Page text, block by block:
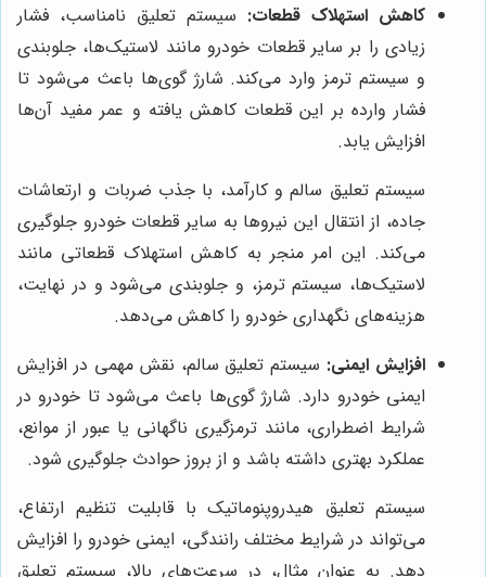
کاهش استهلاک قطعات: سیستم تعلیق نامناسب، فشار
زیادی را بر سایر قطعات خودرو مانند لاستیک‌ها، جلوبندی
و سیستم ترمز وارد می‌کند. شارژ گوی‌ها باعث می‌شود تا
فشار وارده بر این قطعات کاهش یافته و عمر مفید آن‌ها
افزایش یابد.
سیستم تعلیق سالم و کارآمد، با جذب ضربات و ارتعاشات
جاده، از انتقال این نیروها به سایر قطعات خودرو جلوگیری
می‌کند. این امر منجر به کاهش استهلاک قطعاتی مانند
لاستیک‌ها، سیستم ترمز، و جلوبندی می‌شود و در نهایت،
هزینه‌های نگهداری خودرو را کاهش می‌دهد.
افزایش ایمنی: سیستم تعلیق سالم، نقش مهمی در افزایش
ایمنی خودرو دارد. شارژ گوی‌ها باعث می‌شود تا خودرو در
شرایط اضطراری، مانند ترمزگیری ناگهانی یا عبور از موانع،
عملکرد بهتری داشته باشد و از بروز حوادث جلوگیری شود.
سیستم تعلیق هیدروپنوماتیک با قابلیت تنظیم ارتفاع،
می‌تواند در شرایط مختلف رانندگی، ایمنی خودرو را افزایش
دهد. به عنوان مثال، در سرعت‌های بالا، سیستم تعلیق